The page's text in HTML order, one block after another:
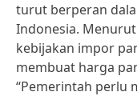
turut berperan
Indonesia.
kebijakan impor
membuat harga
“Pemerintah perlu